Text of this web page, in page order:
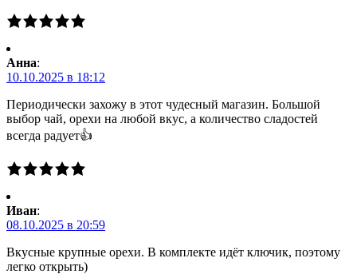
Анна:
10.10.2025 в 18:12
Периодически захожу в этот чудесный магазин. Большой
выбор чай, орехи на любой вкус, а количество сладостей
всегда радует👍
Иван:
08.10.2025 в 20:59
Вкусные крупные орехи. В комплекте идёт ключик, поэтому
легко открыть)